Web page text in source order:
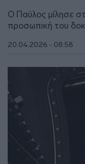
Ο Παύλος μίλησε
προσωπική του
20.04.2026 - 08:58